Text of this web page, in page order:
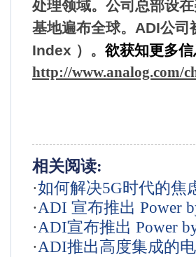
处理领域。公司总部设
基地遍布全球。 ADI公司
Index ）。 欲获知更多
http://www.analog.com/
相关阅读:
·如何解决5G时代的焦
RadioVerse能给你答案
·ADI 宣布推出 Power
·ADI宣布推出 Power
·ADI推出高度集成的